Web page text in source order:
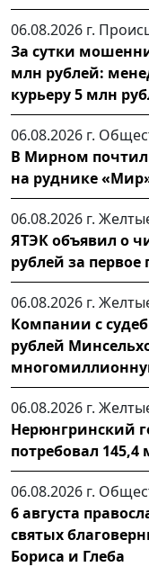
06.08.2026 г.
За сутки
млн рублей:
курьеру 5 млн
06.08.2026 г.
В Мирном
на руднике
06.08.2026 г.
ЯТЭК объявил о
рублей за первое
06.08.2026 г.
Компании с
рублей
06.08.2026 г.
Нерюнгринский
потребовал
06.08.2026 г.
6 августа
святых
Бориса и Глеба